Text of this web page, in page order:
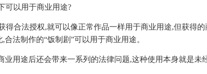
可以用于商业用途?
得合法授权,就可以像正常作品一样用于商业用途,但获得
法制作的“饭制剧”可以用于商业用途。
用途后还会带来一系列的法律问题,这种使用本身就是未